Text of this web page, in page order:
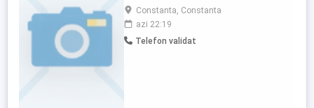
persoana lunar. Parcurg toata procedura
pentru ca societatea sa beneficieze de
subventii salariale.
Constanta, Constanta
azi 22:19
Telefon validat